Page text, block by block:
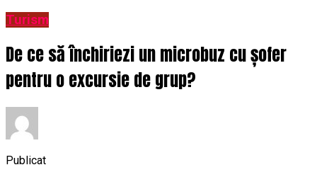
Turism
De ce să închiriezi un microbuz cu șofer
pentru o excursie de grup?
Publicat